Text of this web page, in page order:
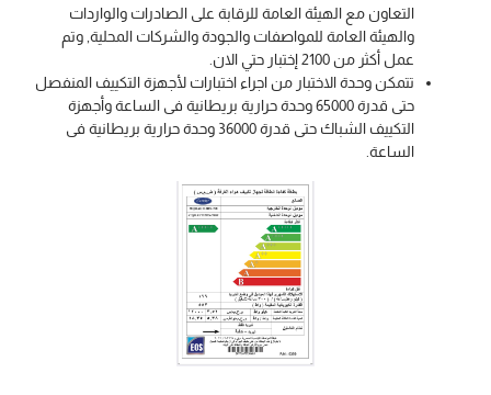
التعاون مع الهيئة العامة للرقابة على الصادرات والواردات
والهيئة العامة للمواصفات والجودة والشركات المحلية, وتم
عمل أكثر من 2100 إختبار حتي الان.
تتمكن وحدة الاختبار من اجراء اختبارات لأجهزة التكييف المنفصل
حتى قدرة 65000 وحدة حرارية بريطانية فى الساعة وأجهزة
التكييف الشباك حتى قدرة 36000 وحدة حرارية بريطانية فى
الساعة.